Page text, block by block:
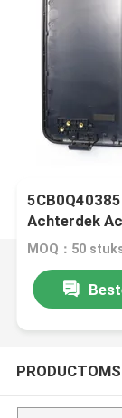
Achterdek